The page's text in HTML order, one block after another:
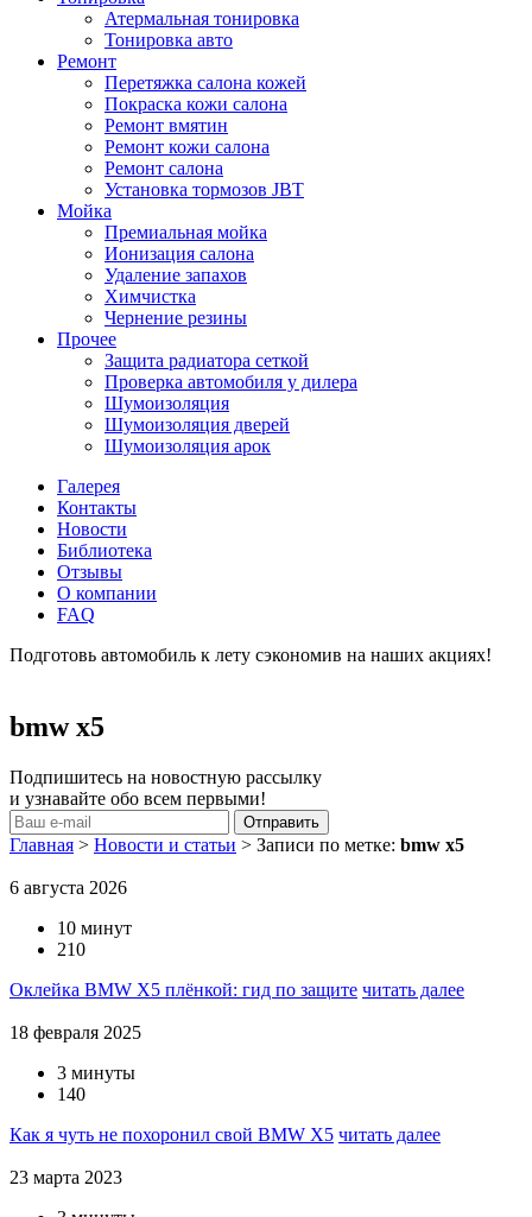
Атермальная тонировка
Тонировка авто
Ремонт
Перетяжка салона кожей
Покраска кожи салона
Ремонт вмятин
Ремонт кожи салона
Ремонт салона
Установка тормозов JBT
Мойка
Премиальная мойка
Ионизация салона
Удаление запахов
Химчистка
Чернение резины
Прочее
Защита радиатора сеткой
Проверка автомобиля у дилера
Шумоизоляция
Шумоизоляция дверей
Шумоизоляция арок
Галерея
Контакты
Новости
Библиотека
Отзывы
О компании
FAQ
Подготовь автомобиль к лету сэкономив на наших акциях!
bmw x5
Подпишитесь на новостную рассылку
и узнавайте обо всем первыми!
Главная > Новости и статьи > Записи по метке: bmw x5
6 августа 2026
10 минут
210
Оклейка BMW X5 плёнкой: гид по защите читать далее
18 февраля 2025
3 минуты
140
Как я чуть не похоронил свой BMW X5 читать далее
23 марта 2023